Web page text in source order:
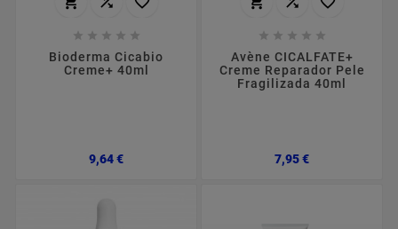
    
Bioderma Cicabio
Creme+ 40ml
9,64 €Preço
    
Avène CICALFATE+
Creme Reparador Pele
Fragilizada 40ml
7,95 €Preço